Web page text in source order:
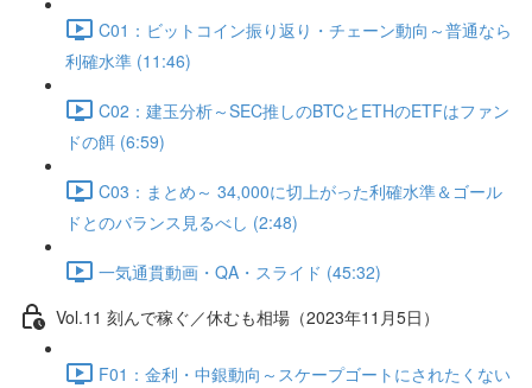
C01：ビットコイン振り返り・チェーン動向～普通なら
利確水準 (11:46)
C02：建玉分析～SEC推しのBTCとETHのETFはファン
ドの餌 (6:59)
C03：まとめ～ 34,000に切上がった利確水準＆ゴール
ドとのバランス見るべし (2:48)
一気通貫動画・QA・スライド (45:32)
Vol.11 刻んで稼ぐ／休むも相場（2023年11月5日）
F01：金利・中銀動向～スケープゴートにされたくない